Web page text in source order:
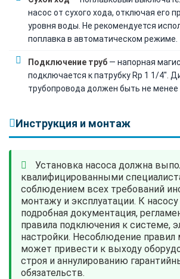
насос от сухого хода, отключая его
уровня воды. Не рекомендуется
поплавка в автоматическом режиме.
Подключение труб — напорная
подключается к патрубку Rp 1 1/4".
трубопровода должен быть не менее
Инструкция и монтаж
Установка насоса должна
квалифицированными
соблюдением всех требований
монтажу и эксплуатации. К насосу
подробная документация,
правила подключения к системе,
настройки. Несоблюдение правил
может привести к выходу
строя и аннулированию
обязательств.